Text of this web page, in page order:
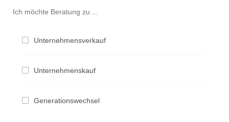
Ich möchte Beratung zu ...
Unternehmensverkauf
Unternehmenskauf
Generationswechsel